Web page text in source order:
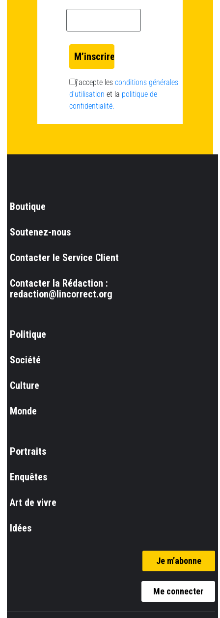
j’accepte les conditions générales
d’utilisation et la politique de
confidentialité.
Boutique
Soutenez-nous
Contacter le Service Client
Contacter la Rédaction :
redaction@lincorrect.org
Politique
Société
Culture
Monde
Portraits
Enquêtes
Art de vivre
Idées
Je m’abonne
Me connecter